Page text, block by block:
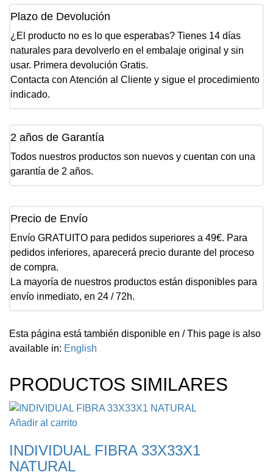
Plazo de Devolución
¿El producto no es lo que esperabas? Tienes 14 días
naturales para devolverlo en el embalaje original y sin
usar. Primera devolución Gratis.
Contacta con Atención al Cliente y sigue el procedimiento
indicado.
2 años de Garantía
Todos nuestros productos son nuevos y cuentan con una
garantía de 2 años.
Precio de Envío
Envío GRATUITO para pedidos superiores a 49€. Para
pedidos inferiores, aparecerá precio durante del proceso
de compra.
La mayoría de nuestros productos están disponibles para
envío inmediato, en 24 / 72h.
Esta página está también disponible en / This page is also
available in: English
PRODUCTOS SIMILARES
Añadir al carrito
INDIVIDUAL FIBRA 33X33X1
NATURAL